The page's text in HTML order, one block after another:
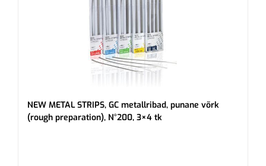
NEW METAL STRIPS, GC metallribad, punane võrk
(rough preparation), N°200, 3×4 tk